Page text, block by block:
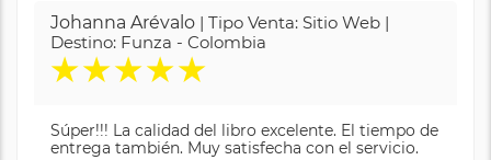
Johanna Arévalo | Tipo Venta: Sitio Web |
Destino: Funza - Colombia
★★★★★
Súper!!! La calidad del libro excelente. El tiempo de
entrega también. Muy satisfecha con el servicio.